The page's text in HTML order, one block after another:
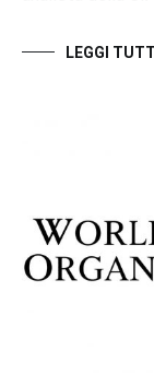
LEGGI